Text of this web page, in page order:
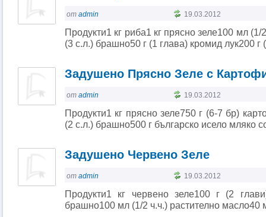
от admin 19.03.2012
Продукти1 кг риба1 кг прясно зеле100 мл (1/
(3 с.л.) брашно50 г (1 глава) кромид лук200 г
Задушено Прясно Зеле с
от admin 19.03.2012
Продукти1 кг прясно зеле750 г (6-7 бр)
(2 с.л.) брашно500 г българско исело мляко
Задушено Червено Зеле
от admin 19.03.2012
Продукти1 кг червено зеле100 г (2
брашно100 мл (1/2 ч.ч.) растително масло40